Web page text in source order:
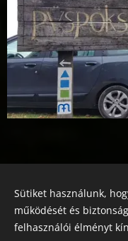
Share
Sütiket használunk,
működését és
felhasználói élményt